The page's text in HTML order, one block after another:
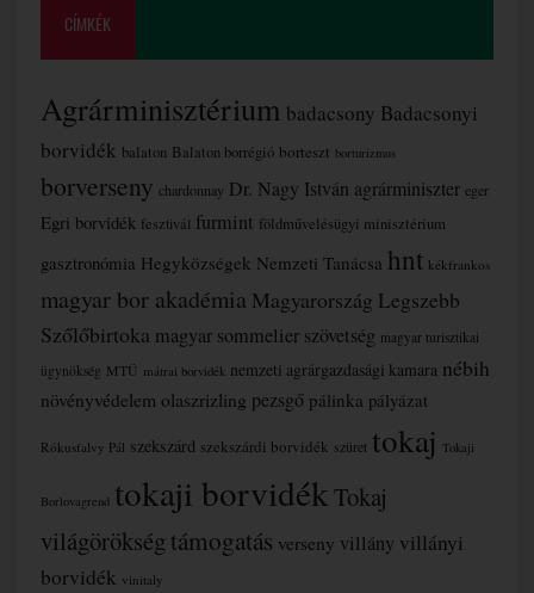
CÍMKÉK
Agrárminisztérium badacsony Badacsonyi
borvidék balaton Balaton borrégió borteszt borturizmus
borverseny chardonnay Dr. Nagy István agrárminiszter eger
Egri borvidék fesztivál furmint földművelésügyi minisztérium
gasztronómia Hegyközségek Nemzeti Tanácsa hnt kékfrankos
magyar bor akadémia Magyarország Legszebb
Szőlőbirtoka magyar sommelier szövetség magyar turisztikai
ügynökség MTÜ mátrai borvidék nemzeti agrárgazdasági kamara nébih
növényvédelem olaszrizling pezsgő pálinka pályázat
Rókusfalvy Pál szekszárd szekszárdi borvidék szüret tokaj Tokaji
Borlovagrend tokaji borvidékTokaj
világörökségtámogatás verseny villány villányi
borvidék vinitaly